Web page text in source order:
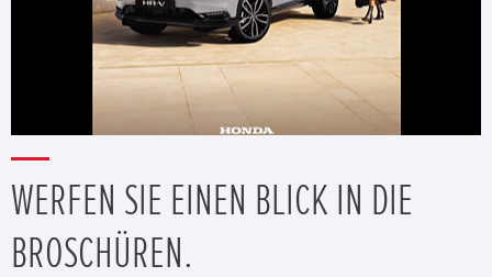
WERFEN SIE EINEN BLICK IN DIE
BROSCHÜREN.